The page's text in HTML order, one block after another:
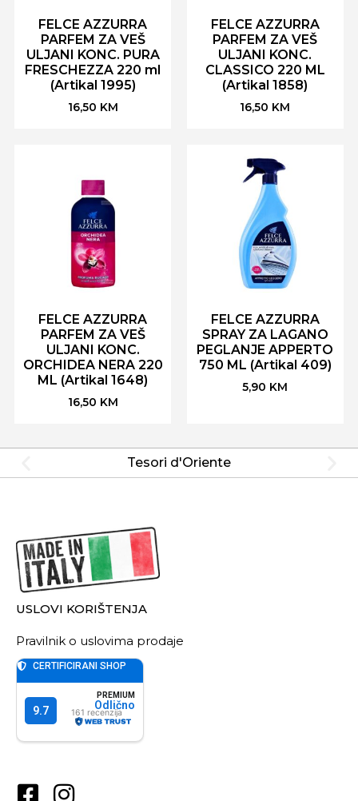
FELCE AZZURRA
PARFEM ZA VEŠ
ULJANI KONC. PURA
FRESCHEZZA 220 ml
(Artikal 1995)
16,50 KM
FELCE AZZURRA
PARFEM ZA VEŠ
ULJANI KONC.
CLASSICO 220 ML
(Artikal 1858)
16,50 KM
FELCE AZZURRA
PARFEM ZA VEŠ
ULJANI KONC.
ORCHIDEA NERA 220
ML (Artikal 1648)
16,50 KM
FELCE AZZURRA
SPRAY ZA LAGANO
PEGLANJE APPERTO
750 ML (Artikal 409)
5,90 KM
Tesori d'Oriente
USLOVI KORIŠTENJA
Pravilnik o uslovima prodaje